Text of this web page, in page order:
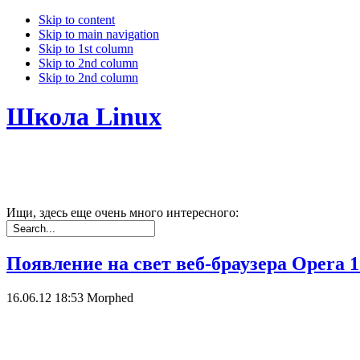
Skip to content
Skip to main navigation
Skip to 1st column
Skip to 2nd column
Skip to 2nd column
Школа Linux
Ищи, здесь еще очень много интересного:
Появление на свет веб-браузера Opera
16.06.12 18:53 Morphed